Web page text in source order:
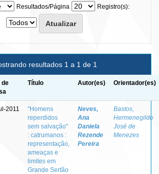
Resultados/Página
Registro(s):
resultados 1 a 1 de 1
de
Título Autor(es) Orientador(es)
2011
"Homens
reperdidos
sem salvação"
: catrumanos :
representação,
ameaças e
limites em
Grande Sertão
Neves,
Ana
Daniela
Rezende
Pereira
Bastos,
Hermenegildo
José de
Menezes